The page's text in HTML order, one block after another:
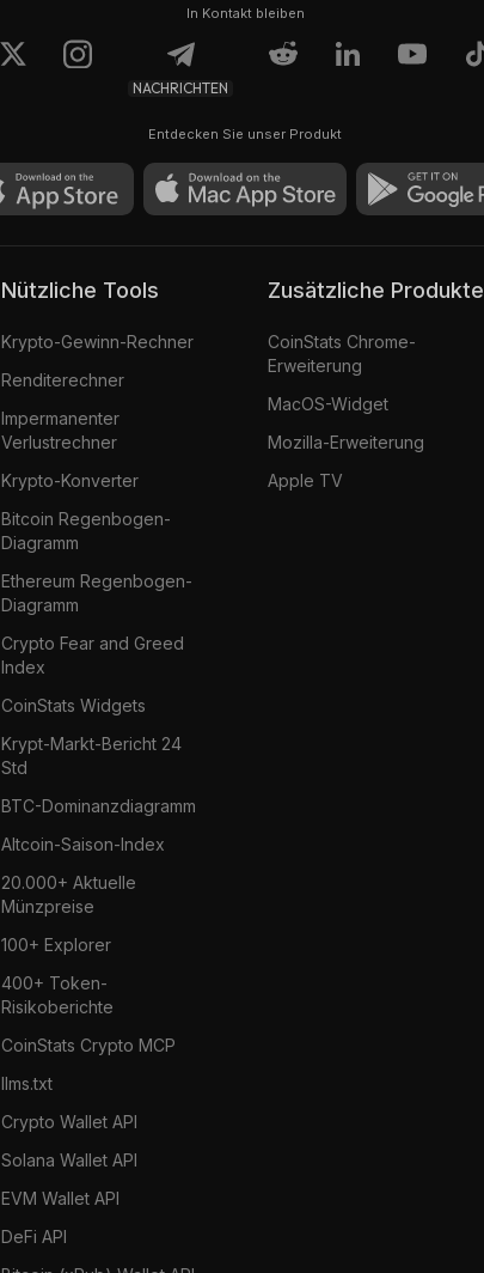
In Kontakt bleiben
NACHRICHTEN
Entdecken Sie unser Produkt
Nützliche Tools
Krypto-Gewinn-Rechner
Renditerechner
Impermanenter
Verlustrechner
Krypto-Konverter
Bitcoin Regenbogen-
Diagramm
Ethereum Regenbogen-
Diagramm
Crypto Fear and Greed
Index
CoinStats Widgets
Krypt-Markt-Bericht 24
Std
BTC-Dominanzdiagramm
Altcoin-Saison-Index
20.000+ Aktuelle
Münzpreise
100+ Explorer
400+ Token-
Risikoberichte
CoinStats Crypto MCP
llms.txt
Crypto Wallet API
Solana Wallet API
EVM Wallet API
DeFi API
Zusätzliche Produkte
CoinStats Chrome-
Erweiterung
MacOS-Widget
Mozilla-Erweiterung
Apple TV